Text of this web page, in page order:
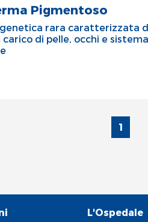
Pigmentoso
rara caratterizzata
carico di pelle, occhi e
1
L'Ospedale